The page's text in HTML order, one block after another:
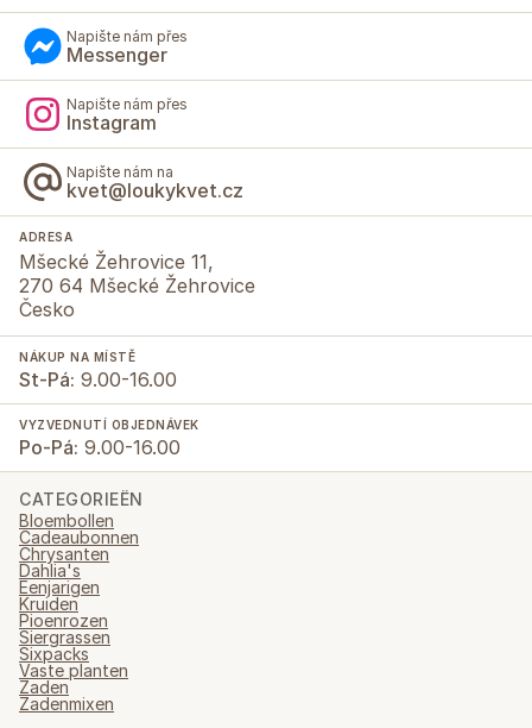
Napište nám přes
Messenger
Napište nám přes
Instagram
Napište nám na
kvet@loukykvet.cz
ADRESA
Mšecké Žehrovice 11,
270 64 Mšecké Žehrovice
Česko
NÁKUP NA MÍSTĚ
St-Pá: 9.00-16.00
VYZVEDNUTÍ OBJEDNÁVEK
Po-Pá: 9.00-16.00
CATEGORIEËN
Bloembollen
Cadeaubonnen
Chrysanten
Dahlia's
Eenjarigen
Kruiden
Pioenrozen
Siergrassen
Sixpacks
Vaste planten
Zaden
Zadenmixen